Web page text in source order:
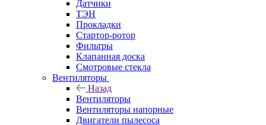
Датчики
ТЭН
Прокладки
Стартор-ротор
Фильтры
Клапанная доска
Смотровые стекла
Вентиляторы
Назад
Вентиляторы
Вентиляторы напорные
Двигатели пылесоса